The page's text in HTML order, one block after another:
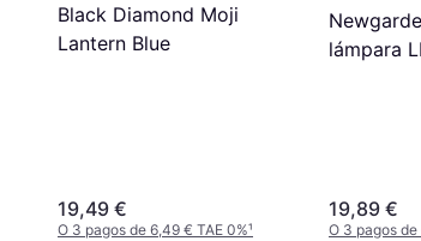
Black Diamond Moji
Lantern Blue
19,49 €
O 3 pagos de 6,49 € TAE 0%¹
lámpara
19,89 €
O 3 pagos de